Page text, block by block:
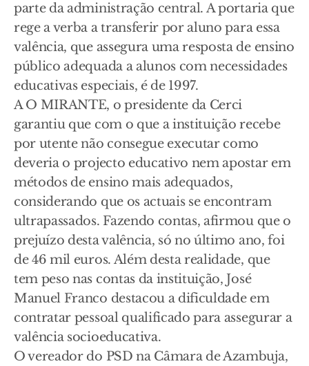
parte da administração central. A portaria que
rege a verba a transferir por aluno para essa
valência, que assegura uma resposta de ensino
público adequada a alunos com necessidades
educativas especiais, é de 1997.
A O MIRANTE, o presidente da Cerci
garantiu que com o que a instituição recebe
por utente não consegue executar como
deveria o projecto educativo nem apostar em
métodos de ensino mais adequados,
considerando que os actuais se encontram
ultrapassados. Fazendo contas, afirmou que o
prejuízo desta valência, só no último ano, foi
de 46 mil euros. Além desta realidade, que
tem peso nas contas da instituição, José
Manuel Franco destacou a dificuldade em
contratar pessoal qualificado para assegurar a
valência socioeducativa.
O vereador do PSD na Câmara de Azambuja,